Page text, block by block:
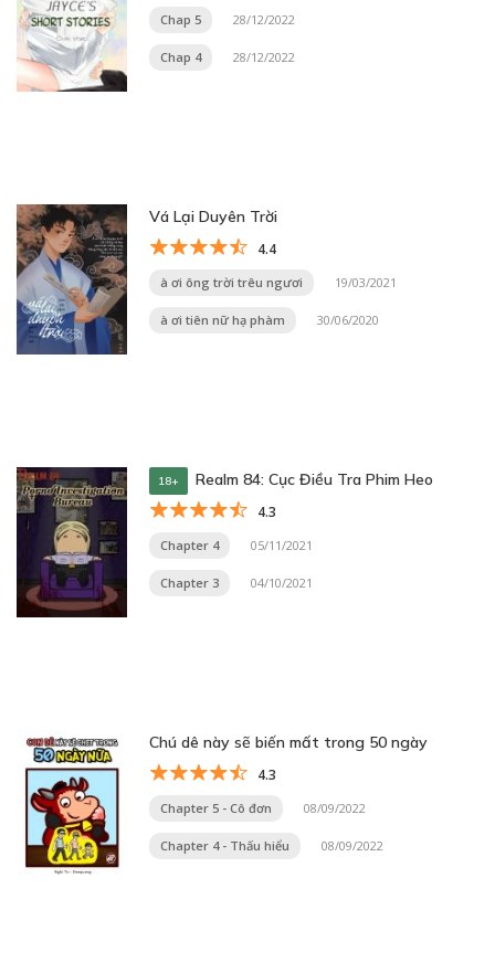
Chap 5 28/12/2022
Chap 4 28/12/2022
Vá Lại Duyên Trời
4.4
à ơi ông trời trêu ngươi 19/03/2021
à ơi tiên nữ hạ phàm 30/06/2020
18+ Realm 84: Cục Điều Tra Phim Heo
4.3
Chapter 4 05/11/2021
Chapter 3 04/10/2021
Chú dê này sẽ biến mất trong 50 ngày
4.3
Chapter 5 - Cô đơn 08/09/2022
Chapter 4 - Thấu hiểu 08/09/2022